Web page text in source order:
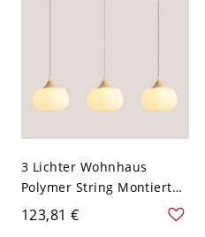
3 Lichter Wohnhaus
Polymer String Montiert
Insel Deckenleuchte für
Bi-Pin mit Kreide Ball
123,81 €